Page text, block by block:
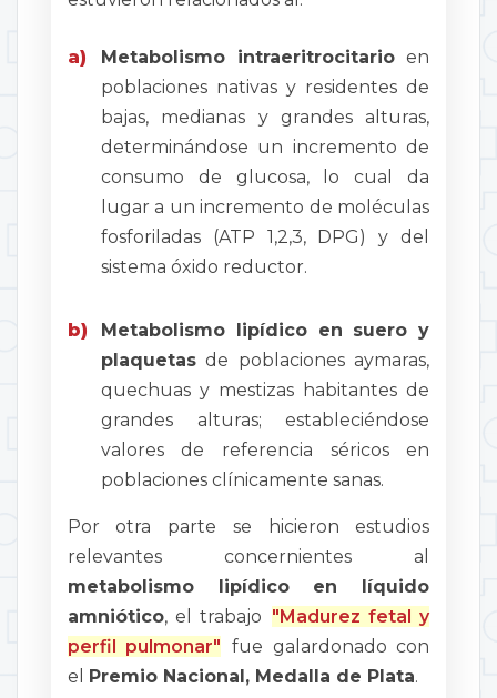
a) Metabolismo intraeritrocitario en
poblaciones nativas y residentes de
bajas, medianas y grandes alturas,
determinándose un incremento de
consumo de glucosa, lo cual da
lugar a un incremento de moléculas
fosforiladas (ATP 1,2,3, DPG) y del
sistema óxido reductor.
b)
Metabolismo lipídico en suero y
plaquetasde poblaciones aymaras,
quechuas y mestizas habitantes de
grandes alturas; estableciéndose
valores de referencia séricos en
poblaciones clínicamente sanas.
Por otra parte se hicieron estudios
relevantes concernientes al
metabolismo lipídico en líquido
amniótico, el trabajo "Madurez fetal y
perfil pulmonar" fue galardonado con
el Premio Nacional, Medalla de Plata.